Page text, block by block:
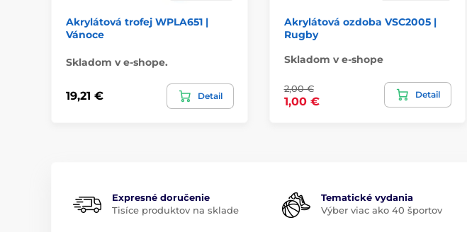
Akrylátová trofej WPLA651 |
Vánoce
Skladom v e-shope.
19,21 € Detail
Akrylátová ozdoba VSC2005 |
Rugby
Skladom v e-shope
2,00 €
1,00 €
Detail
Expresné doručenie
Tisíce produktov na sklade
Tematické vydania
Výber viac ako 40 športov